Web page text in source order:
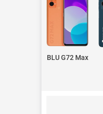
BLU G72 Max